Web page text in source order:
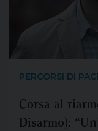
PERCORSI DI
Corsa al
Disarmo):